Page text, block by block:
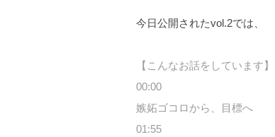
今日公開されたvol.2では、
【こんなお話をしています】
00:00
嫉妬ゴコロから、目標へ
01:55